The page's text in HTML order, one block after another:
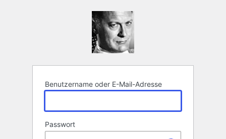
Benutzername oder E-Mail-Adresse
Passwort